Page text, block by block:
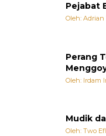
Pejabat
Oleh:
Perang
Oleh: Irdam
Mudik
Oleh: Two